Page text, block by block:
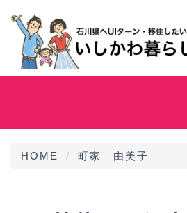
HOME 町家 由美子